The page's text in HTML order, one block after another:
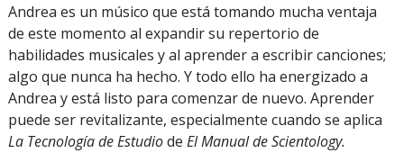
Andrea es un músico que está tomando mucha ventaja
de este momento al expandir su repertorio de
habilidades musicales y al aprender a escribir canciones;
algo que nunca ha hecho. Y todo ello ha energizado a
Andrea y está listo para comenzar de nuevo. Aprender
puede ser revitalizante, especialmente cuando se aplica
La Tecnología de Estudiode El Manual de Scientology.